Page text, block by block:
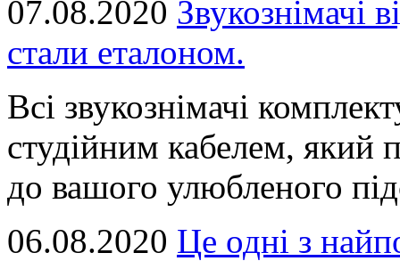
07.08.2020 Звукознімачі
стали еталоном.
Всі звукознімачі
студійним кабелем, який
до вашого улюбленого
06.08.2020 Це однi з